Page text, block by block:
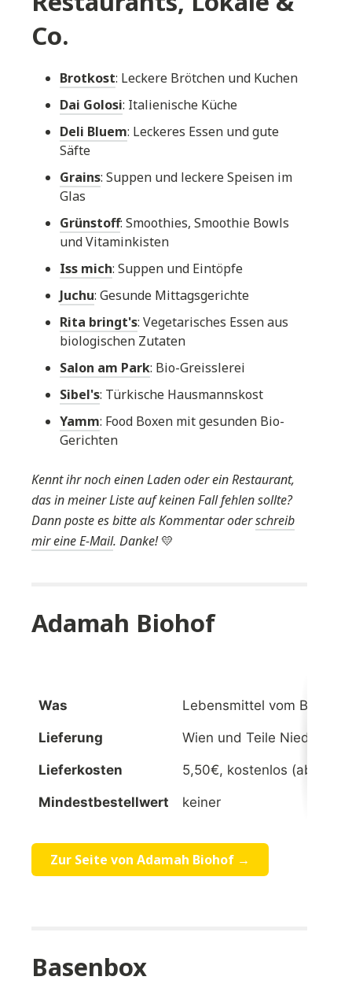
Co.
Brotkost: Leckere Brötchen und Kuchen
Dai Golosi: Italienische Küche
Deli Bluem: Leckeres Essen und gute
Säfte
Grains: Suppen und leckere Speisen im
Glas
Grünstoff: Smoothies, Smoothie Bowls
und Vitaminkisten
Iss mich: Suppen und Eintöpfe
Juchu: Gesunde Mittagsgerichte
Rita bringt's: Vegetarisches Essen aus
biologischen Zutaten
Salon am Park: Bio-Greisslerei
Sibel's: Türkische Hausmannskost
Yamm: Food Boxen mit gesunden Bio-
Gerichten
Kennt ihr noch einen Laden oder ein Restaurant,
das in meiner Liste auf keinen Fall fehlen sollte?
Dann poste es bitte als Kommentar oderschreib
mir eine E-Mail. Danke!💛
Adamah Biohof
Was Lebensmittel vom Bauern
Lieferung Wien und Teile
Lieferkosten 5,50€, kostenlos (ab 70€
Mindestbestellwert keiner
Zur Seite von Adamah Biohof →
Basenbox